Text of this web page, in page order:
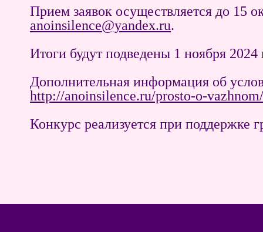
Прием заявок осуществляется до
anoinsilence@yandex.ru.
Итоги будут подведены 1 ноября 2024
Дополнительная информация об
http://anoinsilence.ru/prosto-o-vazhnom/
Конкурс реализуется при поддержке